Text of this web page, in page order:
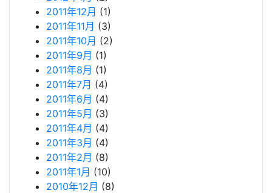
2011年12月 (1)
2011年11月 (3)
2011年10月 (2)
2011年9月 (1)
2011年8月 (1)
2011年7月 (4)
2011年6月 (4)
2011年5月 (3)
2011年4月 (4)
2011年3月 (4)
2011年2月 (8)
2011年1月 (10)
2010年12月 (8)